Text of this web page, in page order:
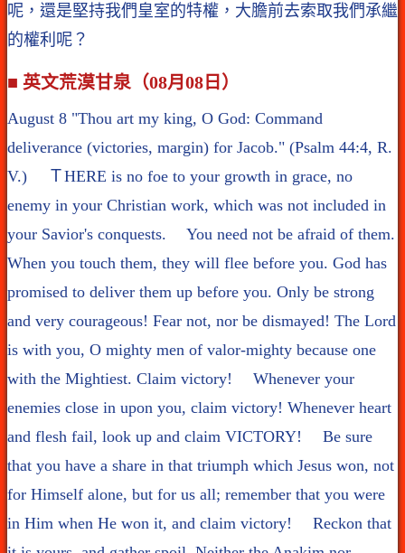
呢，還是堅持我們皇室的特權，大膽前去索取我們承繼
的權利呢？
■ 英文荒漠甘泉（08月08日）
August 8 "Thou art my king, O God: Command
deliverance (victories, margin) for Jacob." (Psalm 44:4, R.
V.) ＴHERE is no foe to your growth in grace, no
enemy in your Christian work, which was not included in
your Savior's conquests. You need not be afraid of them.
When you touch them, they will flee before you. God has
promised to deliver them up before you. Only be strong
and very courageous! Fear not, nor be dismayed! The Lord
is with you, O mighty men of valor-mighty because one
with the Mightiest. Claim victory! Whenever your
enemies close in upon you, claim victory! Whenever heart
and flesh fail, look up and claim VICTORY! Be sure
that you have a share in that triumph which Jesus won, not
for Himself alone, but for us all; remember that you were
in Him when He won it, and claim victory! Reckon that